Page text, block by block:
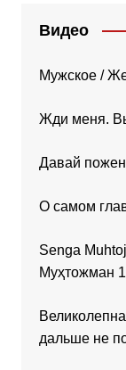
Видео
Мужское /
Жди меня.
Давай
О самом
Senga
Муҳтожман
дальше не